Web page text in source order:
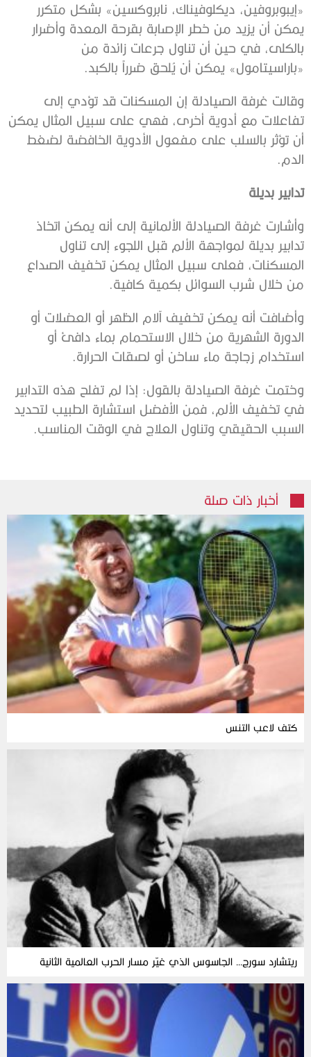
«إيبوبروفين، ديكلوفيناك، نابروكسين» بشكل متكرر
يمكن أن يزيد من خطر الإصابة ‫بقرحة المعدة وأضرار
بالكلى، في حين أن تناول جرعات زائدة من
‫«باراسيتامول» يمكن أن يُلحق ضرراً بالكبد.
وقالت غرفة الصيادلة إن المسكنات قد تؤدي إلى
تفاعلات مع أدوية أخرى، فهي على سبيل ‫المثال يمكن
أن تؤثر بالسلب على مفعول الأدوية الخافضة لضغط
الدم.
تدابير بديلة
‫وأشارت غرفة الصيادلة الألمانية إلى أنه يمكن اتخاذ
تدابير بديلة لمواجهة الألم ‫قبل اللجوء إلى تناول
المسكنات، فعلى سبيل المثال يمكن تخفيف الصداع
من ‫خلال شرب السوائل بكمية كافية.
وأضافت أنه يمكن تخفيف آلام الظهر أو العضلات أو
الدورة الشهرية من ‫خلال الاستحمام بماء دافئ أو
استخدام زجاجة ماء ‫ساخن أو لصقات الحرارة.
و‫ختمت غرفة الصيادلة بالقول: إذا لم تفلح هذه التدابير
في تخفيف الألم، فمن الأفضل استشارة الطبيب ‫لتحديد
السبب الحقيقي وتناول العلاج في الوقت المناسب.
أخبار ذات صلة
كتف لاعب التنس
ريتشارد سورج… الجاسوس الذي غيّر مسار الحرب العالمية الثانية